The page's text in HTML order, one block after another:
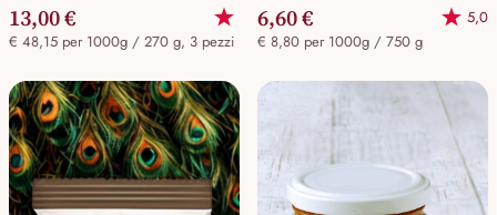
13,00 €
€ 48,15 per 1000g / 270 g, 3 pezzi
6,60 €
5,0
€ 8,80 per 1000g / 750 g